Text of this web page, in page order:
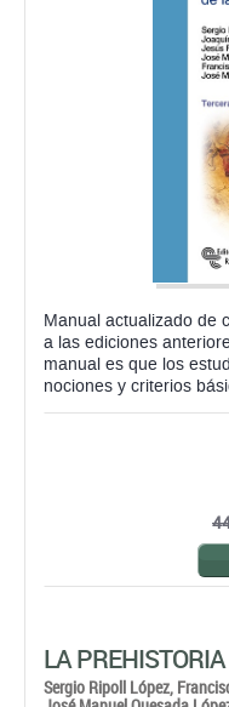
Manual actualizado de
a las ediciones
manual es que los
nociones y criterios
LA
Sergio Ripoll López,